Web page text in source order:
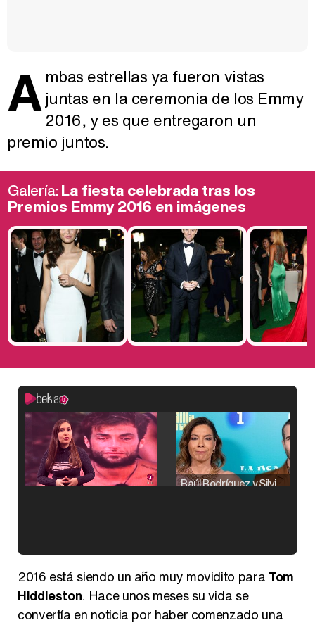
Ambas estrellas ya fueron vistas
juntas en la ceremonia de los Emmy
2016, y es que entregaron un
premio juntos.
Galería:La fiesta celebrada tras los
Premios Emmy 2016 en imágenes
Raúl Rodríguez y Silvia Taulés nos cuentan su papel en 'La familia de la tele'
2016 está siendo un año muy movidito para Tom
Hiddleston. Hace unos meses su vida se
convertía en noticia por haber comenzado una